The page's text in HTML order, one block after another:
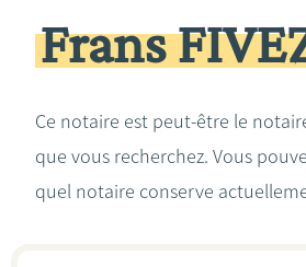
Héritage et donations
Le notaire
Frans
Ce notaire est peut-être le
que vous recherchez. Vous
quel notaire conserve